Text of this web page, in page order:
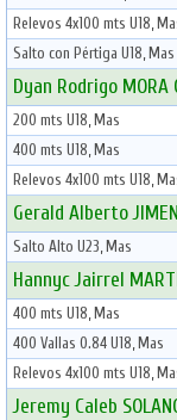
Relevos 4x100 mts U18,
Salto con Pértiga U18, Mas
Dyan Rodrigo
200 mts U18, Mas
400 mts U18, Mas
Relevos 4x100 mts U18,
Gerald Alberto
Salto Alto U23, Mas
Hannyc Jairrel
400 mts U18, Mas
400 Vallas 0.84 U18, Mas
Relevos 4x100 mts U18,
Jeremy Caleb